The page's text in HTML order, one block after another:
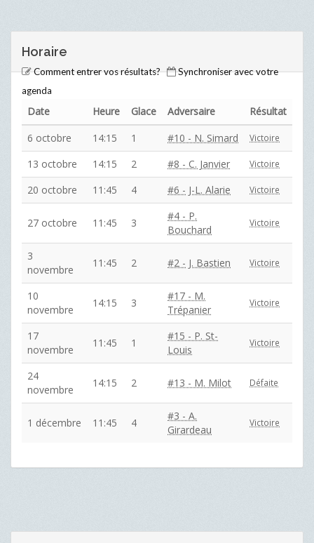
Horaire
Comment entrer vos résultats?
Synchroniser avec votre
agenda
Date Heure Glace Adversaire
Résultat
6 octobre
14:15 1 #10 - N. Simard Victoire
13 octobre 14:15 2 #8 - C. Janvier Victoire
20 octobre 11:45 4 #6 - J-L. Alarie Victoire
27 octobre 11:45 3
#4 - P.
Bouchard
Victoire
3
novembre
11:45 2 #2 - J. Bastien Victoire
10
novembre
14:15 3
#17 - M.
Trépanier
Victoire
17
novembre
11:45 1
#15 - P. St-
Louis
Victoire
24
novembre
14:15 2 #13 - M. Milot Défaite
1 décembre 11:45 4
#3 - A.
Girardeau
Victoire